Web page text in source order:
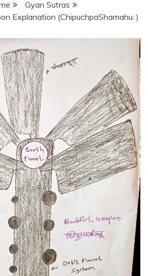
Gyan Sutras
Explanation (ChipuchpaShamahu: )